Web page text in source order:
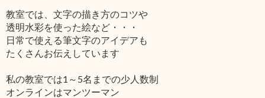
教室では、文字の描き方のコツや
透明水彩を使った絵など・・・
日常で使える筆文字のアイデアも
たくさんお伝えしています
私の教室では1～5名までの少人数制
オンラインはマンツーマン